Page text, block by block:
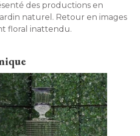
des productions en
naturel. Retour en images
floral inattendu.